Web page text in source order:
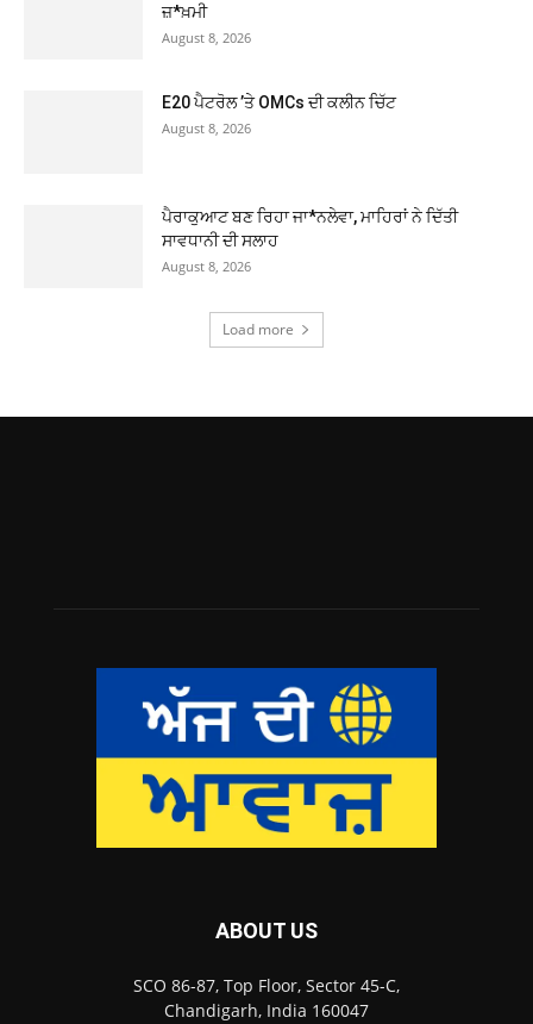
ਜ਼*ਖ਼ਮੀ
August 8, 2026
E20 ਪੈਟਰੋਲ ’ਤੇ OMCs ਦੀ ਕਲੀਨ ਚਿੱਟ
August 8, 2026
ਪੈਰਾਕੁਆਟ ਬਣ ਰਿਹਾ ਜਾ*ਨਲੇਵਾ, ਮਾਹਿਰਾਂ ਨੇ ਦਿੱਤੀ
ਸਾਵਧਾਨੀ ਦੀ ਸਲਾਹ
August 8, 2026
Load more
ABOUT US
SCO 86-87, Top Floor, Sector 45-C,
Chandigarh, India 160047